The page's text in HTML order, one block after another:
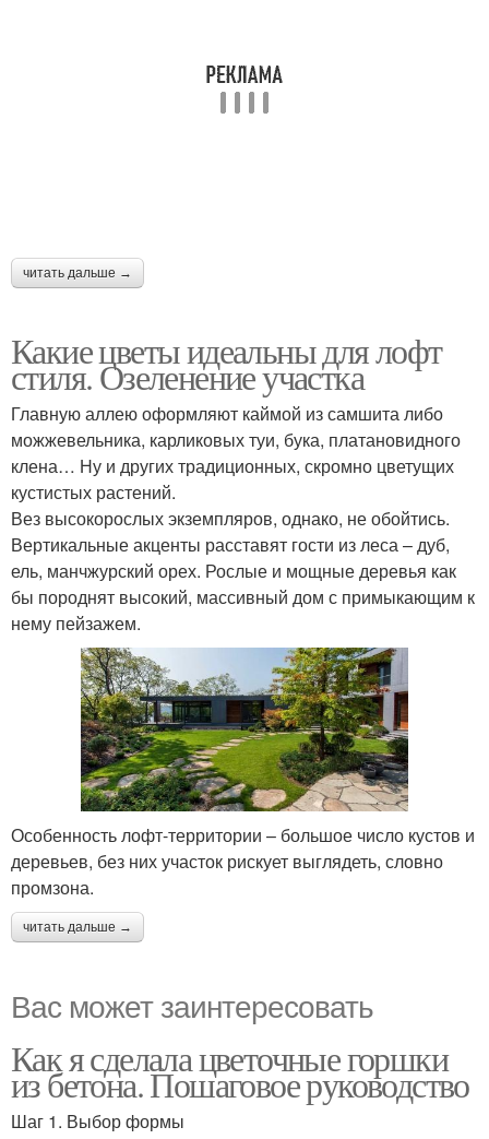
читать дальше →
Какие цветы идеальны для лофт
стиля. Озеленение участка
Главную аллею оформляют каймой из самшита либо
можжевельника, карликовых туи, бука, платановидного
клена… Ну и других традиционных, скромно цветущих
кустистых растений.
Вез высокорослых экземпляров, однако, не обойтись.
Вертикальные акценты расставят гости из леса – дуб,
ель, манчжурский орех. Рослые и мощные деревья как
бы породнят высокий, массивный дом с примыкающим к
нему пейзажем.
Особенность лофт-территории – большое число кустов и
деревьев, без них участок рискует выглядеть, словно
промзона.
читать дальше →
Вас может заинтересовать
Как я сделала цветочные горшки
из бетона. Пошаговое руководство
Шаг 1. Выбор формы